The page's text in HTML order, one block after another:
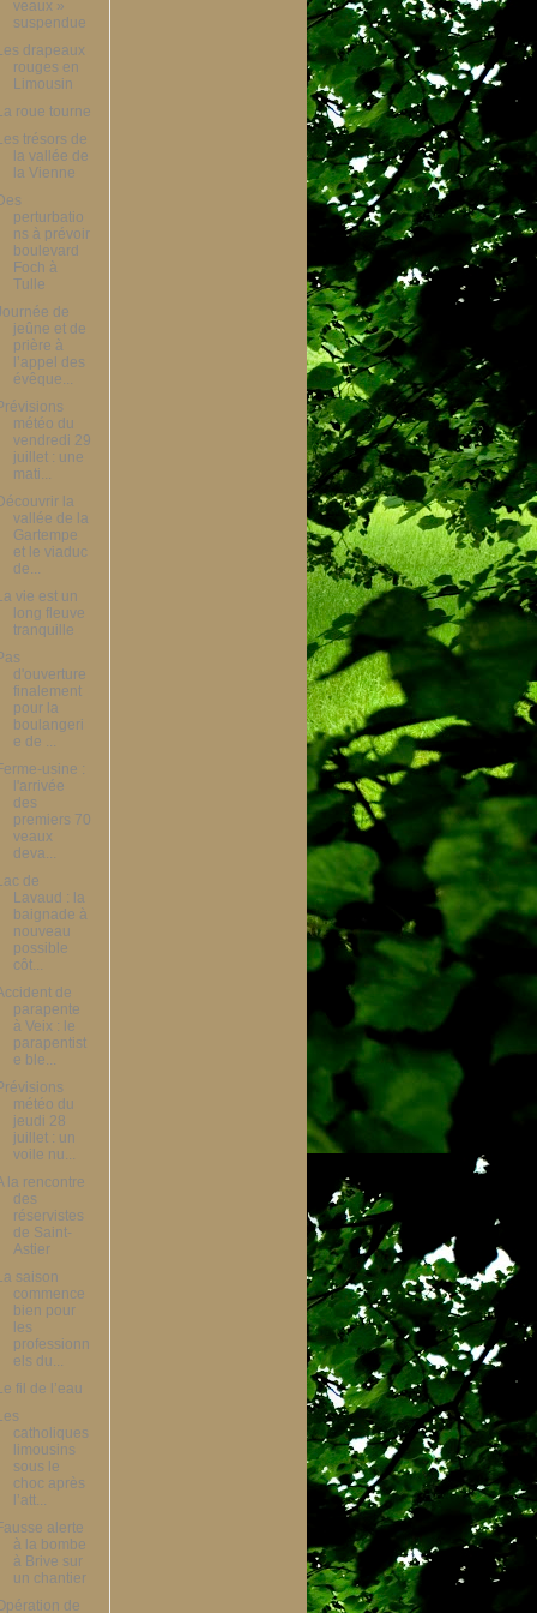
veaux »
suspendue
drapeaux
rouges en
Limousin
roue tourne
trésors de
la vallée de
la Vienne
perturbatio
ns à prévoir
boulevard
Foch à
Tulle
de
jeûne et de
prière à
l’appel des
évêque...
météo du
vendredi 29
juillet : une
mati...
la
vallée de la
Gartempe
et le viaduc
de...
vie est un
long fleuve
tranquille
d'ouverture
finalement
pour la
boulangeri
e de ...
usine :
l'arrivée
des
premiers 70
veaux
deva...
de
Lavaud : la
baignade à
nouveau
possible
côt...
de
parapente
à Veix : le
parapentist
e ble...
météo du
jeudi 28
juillet : un
voile nu...
la rencontre
des
réservistes
de Saint-
Astier
saison
commence
bien pour
les
professionn
els du...
fil de l’eau
catholiques
limousins
sous le
choc après
l’att...
alerte
à la bombe
à Brive sur
un chantier
de